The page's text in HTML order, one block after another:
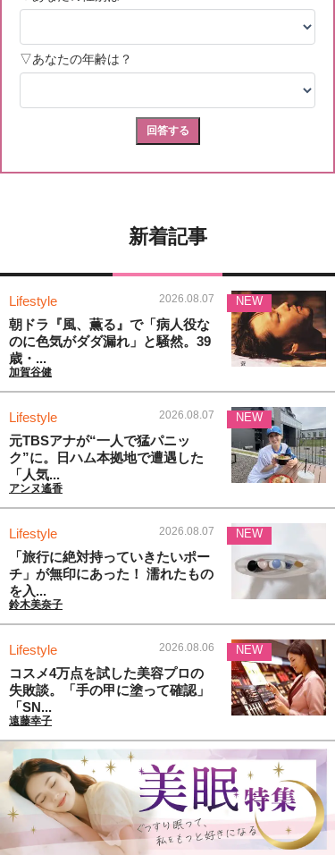
新着記事
Lifestyle 2026.08.07
朝ドラ『風、薫る』で「病人役な
のに色気がダダ漏れ」と騒然。39
歳・...
加賀谷健
NEW
Lifestyle 2026.08.07
元TBSアナが“一人で猛パニッ
ク”に。日ハム本拠地で遭遇した
「人気...
アンヌ遙香
NEW
Lifestyle 2026.08.07
「旅行に絶対持っていきたいポー
チ」が無印にあった！ 濡れたもの
を入...
鈴木美奈子
NEW
Lifestyle 2026.08.06
コスメ4万点を試した美容プロの
失敗談。「手の甲に塗って確認」
「SN...
遠藤幸子
NEW